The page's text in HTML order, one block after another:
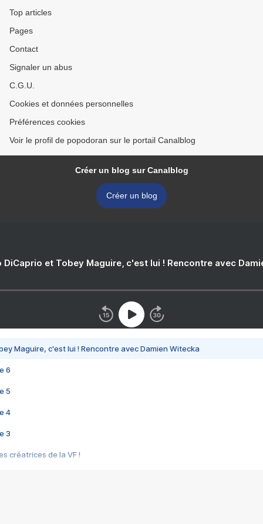
Top articles
Pages
Contact
Signaler un abus
C.G.U.
Cookies et données personnelles
Préférences cookies
Voir le profil de popodoran sur le portail Canalblog
Créer un blog sur Canalblog
Créer un blog
DiCaprio et Tobey Maguire, c'est lui ! Rencontre avec
Maguire, c'est lui ! Rencontre avec Damien Witecka
6
5
4
3
créatrices de la VF !